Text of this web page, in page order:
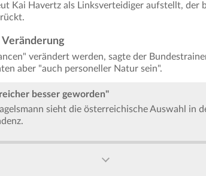
Kai Havertz als Linksverteidiger aufstellt, der
Veränderung
verändert werden, sagte der
aber "auch personeller Natur sein".
besser geworden"
sieht die österreichische Auswahl in